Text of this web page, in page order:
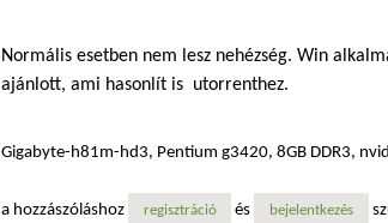
Normális esetben nem lesz nehézség. Win
ajánlott, ami hasonlít is utorrenthez.
Gigabyte-h81m-hd3, Pentium g3420, 8GB DDR3,
a hozzászóláshoz regisztráció és bejelentkezés